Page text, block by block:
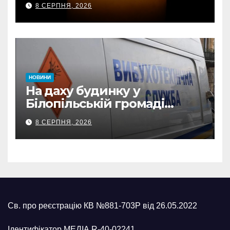
нагороди та відомчі
відзнаки
8 СЕРПНЯ, 2026
НОВИНИ
На даху будинку у
Білопільській громаді
знайшли 120-мм міну
8 СЕРПНЯ, 2026
Св. про реєстрацію КВ №881-703Р від 26.05.2022